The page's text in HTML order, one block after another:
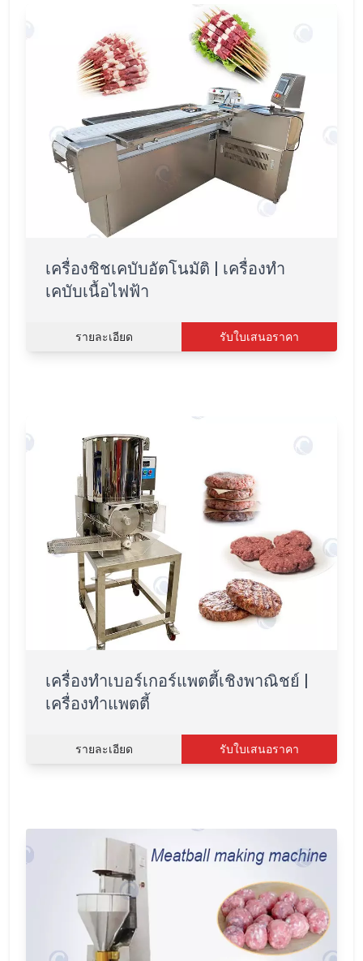
เครื่องชิชเคบับอัตโนมัติ | เครื่องทำ
เคบับเนื้อไฟฟ้า
รายละเอียด รับใบเสนอราคา
เครื่องทำเบอร์เกอร์แพตตี้เชิงพาณิชย์ |
เครื่องทำแพตตี้
รายละเอียด รับใบเสนอราคา